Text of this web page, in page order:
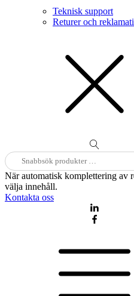
Teknisk support
Returer och
Sök
efter:
När automatisk komplettering av
välja innehåll.
Kontakta oss